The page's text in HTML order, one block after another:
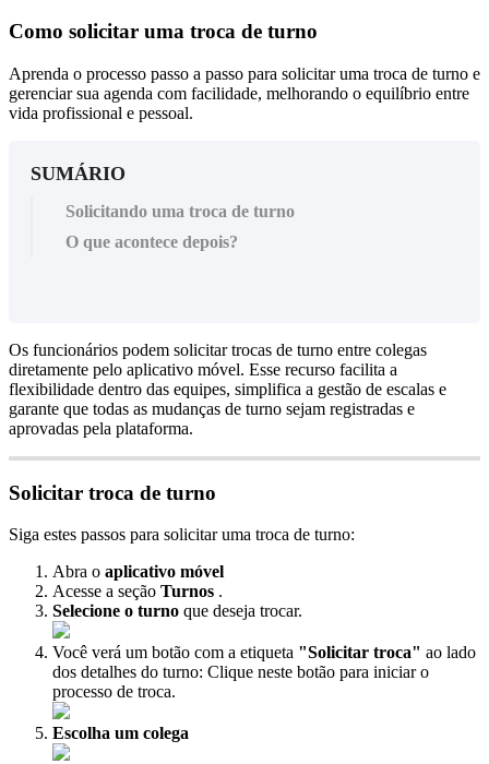
Como solicitar uma troca de turno
Aprenda o processo passo a passo para solicitar uma troca de turno e
gerenciar sua agenda com facilidade, melhorando o equilíbrio entre
vida profissional e pessoal.
SUMÁRIO
Solicitando uma troca de turno
O que acontece depois?
Os funcionários podem solicitar trocas de turno entre colegas
diretamente pelo aplicativo móvel. Esse recurso facilita a
flexibilidade dentro das equipes, simplifica a gestão de escalas e
garante que todas as mudanças de turno sejam registradas e
aprovadas pela plataforma.
Solicitar troca de turno
Siga estes passos para solicitar uma troca de turno:
Abra o aplicativo móvel
Acesse a seção Turnos .
Selecione o turno que deseja trocar.
Você verá um botão com a etiqueta "Solicitar troca" ao lado
dos detalhes do turno: Clique neste botão para iniciar o
processo de troca.
Escolha um colega